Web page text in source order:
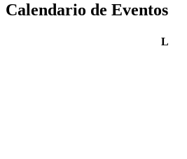
Calendario de Eventos
Llunes